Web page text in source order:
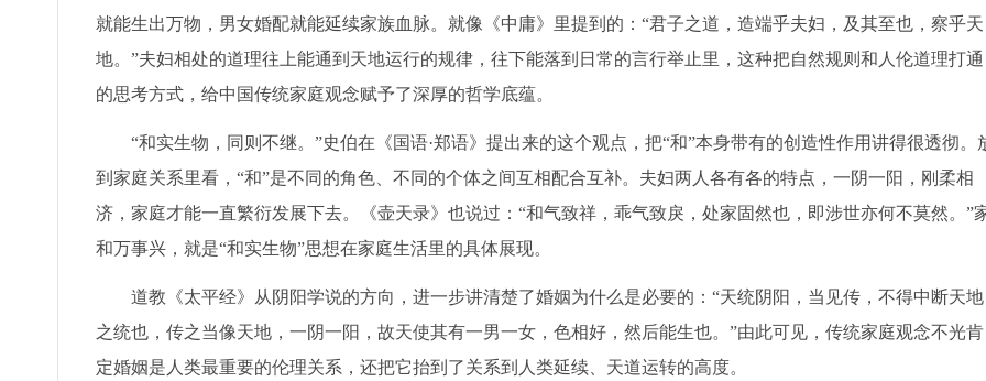
就能生出万物，男女婚配就能延续家族血脉。就像《中庸》里提到的：“君子之道，造端乎夫妇，及其至也，察乎天
地。”夫妇相处的道理往上能通到天地运行的规律，往下能落到日常的言行举止里，这种把自然规则和人伦道理打通
的思考方式，给中国传统家庭观念赋予了深厚的哲学底蕴。
“和实生物，同则不继。”史伯在《国语·郑语》提出来的这个观点，把“和”本身带有的创造性作用讲得很透彻。
到家庭关系里看，“和”是不同的角色、不同的个体之间互相配合互补。夫妇两人各有各的特点，一阴一阳，刚柔相
济，家庭才能一直繁衍发展下去。《壶天录》也说过：“和气致祥，乖气致戾，处家固然也，即涉世亦何不莫然。”
和万事兴，就是“和实生物”思想在家庭生活里的具体展现。
道教《太平经》从阴阳学说的方向，进一步讲清楚了婚姻为什么是必要的：“天统阴阳，当见传，不得中断天地
之统也，传之当像天地，一阴一阳，故天使其有一男一女，色相好，然后能生也。”由此可见，传统家庭观念不光肯
定婚姻是人类最重要的伦理关系，还把它抬到了关系到人类延续、天道运转的高度。